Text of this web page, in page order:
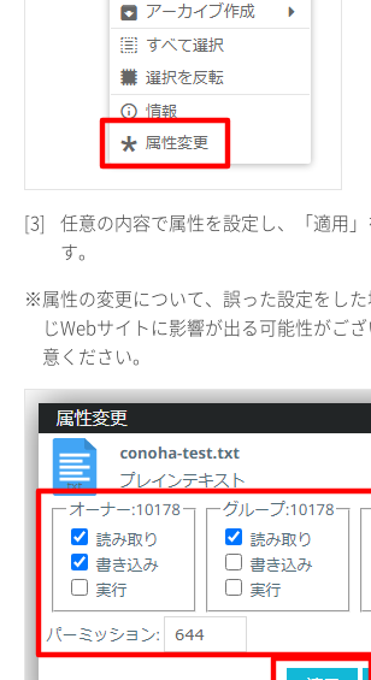
[3]
任意の内容で属性を設定し、「適用
す。
※属性の変更について、誤った設定をし
じWebサイトに影響が出る可能性がご
意ください。